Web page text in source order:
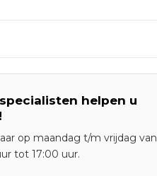
helpen u
op maandag t/m vrijdag van
tot 17:00 uur.